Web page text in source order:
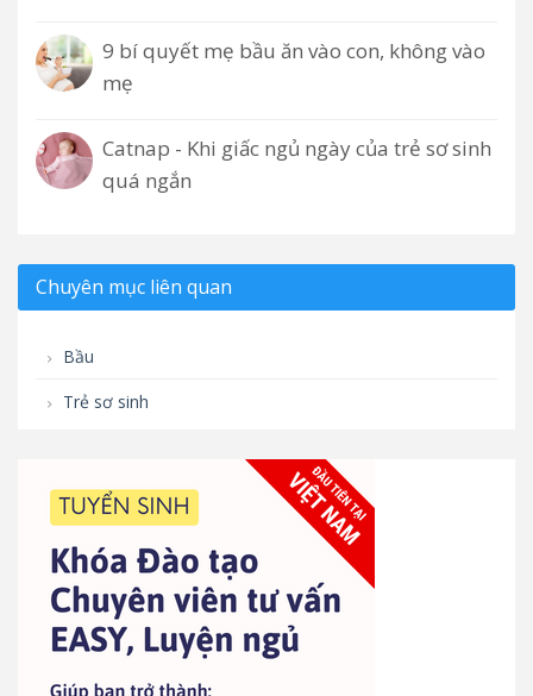
9 bí quyết mẹ bầu ăn vào con, không vào
mẹ
Catnap - Khi giấc ngủ ngày của trẻ sơ sinh
quá ngắn
Chuyên mục liên quan
Bầu
Trẻ sơ sinh